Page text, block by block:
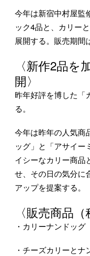
今年は新宿中村屋監
ック4品と、カリー
展開する。販売期間
〈新作2品を
開〉
昨年好評を博した「
る。
今年は昨年の人気商
ッグ」と「アサイー
イシーなカリー商品
せ、その日の気分に
アップを提案する。
〈販売商品（
・カリーナンドッグ
・チーズカリーとナ